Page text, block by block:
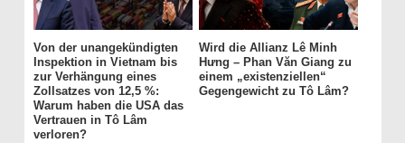
Von der unangekündigten
Inspektion in Vietnam bis
zur Verhängung eines
Zollsatzes von 12,5 %:
Warum haben die USA das
Vertrauen in Tô Lâm
verloren?
Wird die Allianz Lê Minh
Hưng – Phan Văn Giang zu
einem „existenziellen“
Gegengewicht zu Tô Lâm?